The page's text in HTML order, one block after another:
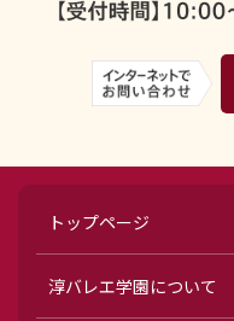
トップページ
淳バレエ学園について